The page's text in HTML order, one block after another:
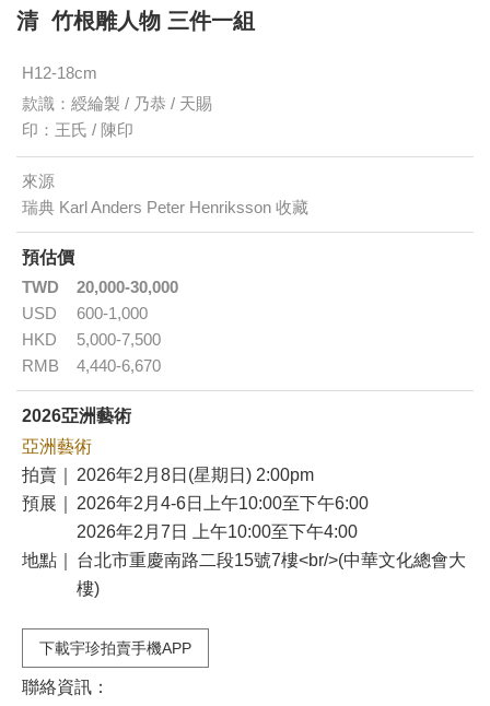
清 竹根雕人物 三件一組
H12-18cm
款識：綬綸製 / 乃恭 / 天賜
印：王氏 / 陳印
來源
瑞典 Karl Anders Peter Henriksson 收藏
預估價
TWD
20,000-30,000
USD
600-1,000
HKD
5,000-7,500
RMB
4,440-6,670
2026亞洲藝術
亞洲藝術
拍賣｜
2026年2月8日(星期日) 2:00pm
預展｜
2026年2月4-6日上午10:00至下午6:00
2026年2月7日 上午10:00至下午4:00
地點｜
台北市重慶南路二段15號7樓<br/>(中華文化總會大
樓)
下載宇珍拍賣手機APP
聯絡資訊：